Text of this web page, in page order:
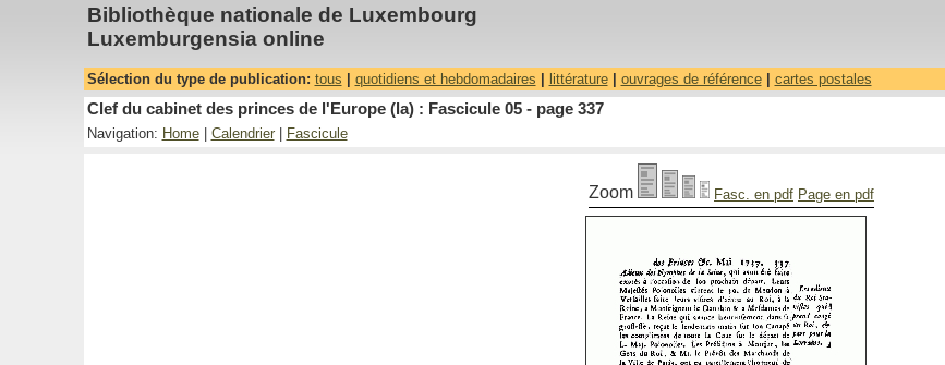
Bibliothèque nationale de Luxembourg
Luxemburgensia online
Sélection du type de publication: tous quotidiens et hebdomadaires littérature| ouvrages de référence| cartes postales
Clef du cabinet des princes de l'Europe (la) : Fascicule 05 - page 337
Navigation: Home| Calendrier| Fascicule
Zoom Fasc. en pdf Page en pdf